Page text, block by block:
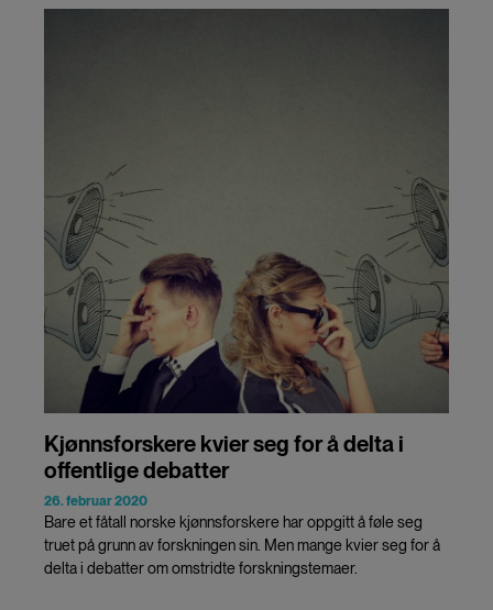
Kjønnsforskere kvier seg for å delta i
offentlige debatter
26. februar 2020
Bare et fåtall norske kjønnsforskere har oppgitt å føle seg
truet på grunn av forskningen sin. Men mange kvier seg for å
delta i debatter om omstridte forskningstemaer.